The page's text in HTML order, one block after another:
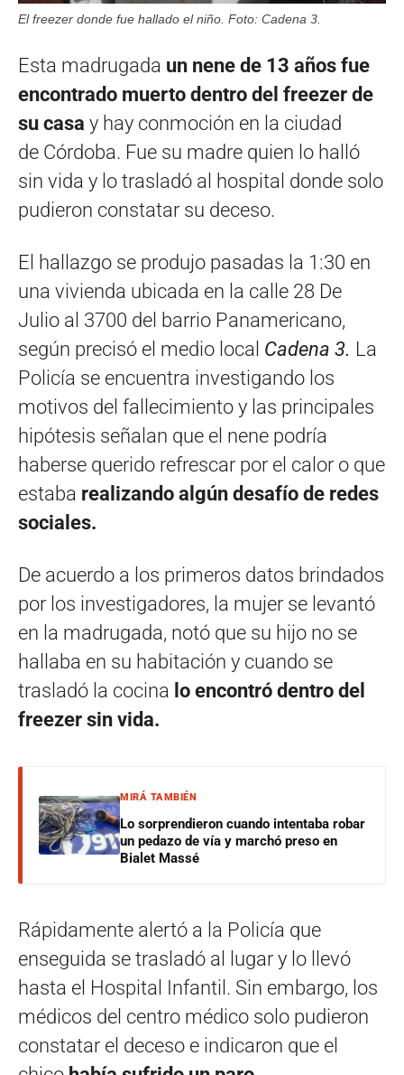
El freezer donde fue hallado el niño. Foto: Cadena 3.
Esta madrugada un nene de 13 años fue
encontrado muerto dentro del freezer de
su casa y hay conmoción en la ciudad
de Córdoba. Fue su madre quien lo halló
sin vida y lo trasladó al hospital donde solo
pudieron constatar su deceso.
El hallazgo se produjo pasadas la 1:30 en
una vivienda ubicada en la calle 28 De
Julio al 3700 del barrio Panamericano,
según precisó el medio local Cadena 3. La
Policía se encuentra investigando los
motivos del fallecimiento y las principales
hipótesis señalan que el nene podría
haberse querido refrescar por el calor o que
estaba realizando algún desafío de redes
sociales.
De acuerdo a los primeros datos brindados
por los investigadores, la mujer se levantó
en la madrugada, notó que su hijo no se
hallaba en su habitación y cuando se
trasladó la cocina lo encontró dentro del
freezer sin vida.
MIRÁ TAMBIÉN
Lo sorprendieron cuando intentaba robar
un pedazo de vía y marchó preso en
Bialet Massé
Rápidamente alertó a la Policía que
enseguida se trasladó al lugar y lo llevó
hasta el Hospital Infantil. Sin embargo, los
médicos del centro médico solo pudieron
constatar el deceso e indicaron que el